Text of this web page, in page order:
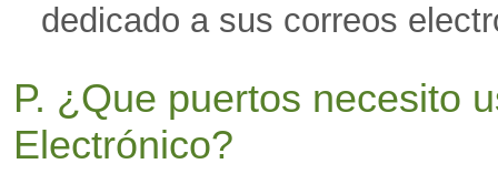
dedicado a sus correos
P. ¿Que puertos necesito
Electrónico?